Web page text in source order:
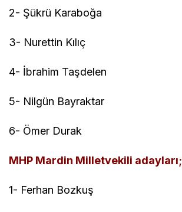
2- Şükrü Karaboğa
3- Nurettin Kılıç
4- İbrahim Taşdelen
5- Nilgün Bayraktar
6- Ömer Durak
MHP Mardin Milletvekili adayları;
1- Ferhan Bozkuş